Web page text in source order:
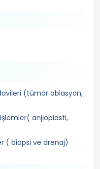
(tümör ablasyon,
anjioplasti,
( biopsi ve drenaj)